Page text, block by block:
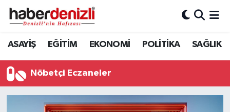
ASAYİŞ EĞİTİM EKONOMİ POLİTİKA SAĞLIK
Nöbetçi Eczaneler
Denizli Nöbetçi Eczaneler